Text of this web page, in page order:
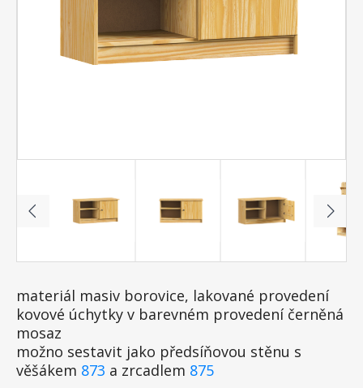
materiál masiv borovice, lakované provedení
kovové úchytky v barevném provedení černěná
mosaz
možno sestavit jako předsíňovou stěnu s
věšákem 873 a zrcadlem 875